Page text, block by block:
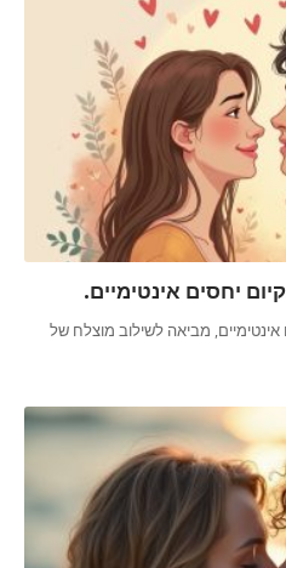
יחסים אינטימיים.
מביאה לשילוב מוצלח של